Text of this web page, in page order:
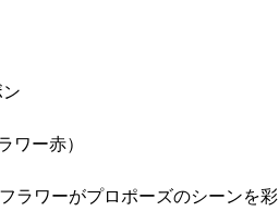
ン
ワー赤）
ワーがプロポーズのシーンを彩